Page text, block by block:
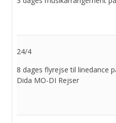
24/4
8 dages flyrejse til linedance
Dida MO-DI Rejser